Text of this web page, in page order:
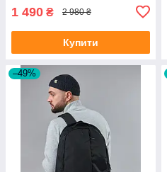
1 490 ₴ 2 980 ₴
Купити
–49%